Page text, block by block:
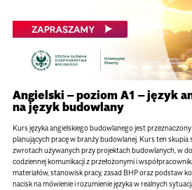
Angielski – poziom A1 – język
na język budowlany
Kurs języka angielskiego budowlanego jest
planujących pracę w branży budowlanej. Kurs ten skupia
zwrotach używanych przy projektach budowlanych, w
codziennej komunikacji z przełożonymi i
materiałów, stanowisk pracy, zasad BHP oraz podstaw
nacisk na mówienie i rozumienie języka w realnych